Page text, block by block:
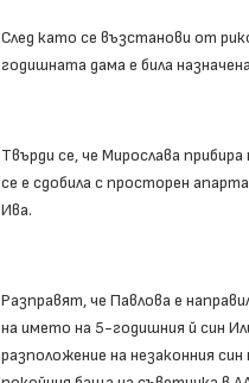
След като се възстанови от
годишната дама е била
Твърди се, че Мирослава
се е сдобила с просторен
Ива.
Разправят, че Павлова е
на името на 5-годишния й син
разположение на незаконния